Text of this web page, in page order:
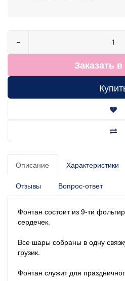
−
Заказать
Описание Характеристики
Отзывы Вопрос-ответ
Фонтан состоит из 9-ти
сердечек.
Все шары собраны в одну
грузик.
Фонтан служит для